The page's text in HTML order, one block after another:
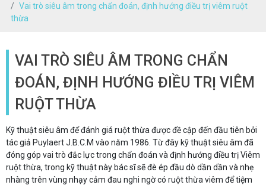
Vai trò siêu âm trong chẩn đoán, định hướng điều trị viêm ruột
thừa
VAI TRÒ SIÊU ÂM TRONG CHẨN
ĐOÁN, ĐỊNH HƯỚNG ĐIỀU TRỊ VIÊM
RUỘT THỪA
Kỹ thuật siêu âm để đánh giá ruột thừa được đề cập đến đầu tiên bởi
tác giả Puylaert J.B.C.M vào năm 1986. Từ đây kỹ thuật siêu âm đã
đóng góp vai trò đắc lực trong chẩn đoán và định hướng điều trị Viêm
ruột thừa, trong kỹ thuật này bác sĩ sẽ đè ép đầu dò dần dần và nhẹ
nhàng trên vùng nhạy cảm đau nghi ngờ có ruột thừa viêm để tiệm